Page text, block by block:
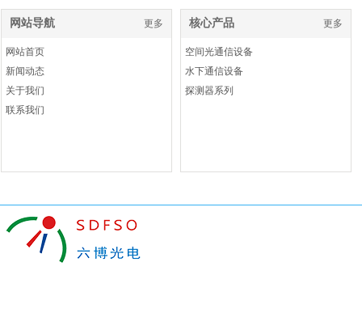
网站导航 更多
网站首页
新闻动态
关于我们
联系我们
核心产品 更多
空间光通信设备
水下通信设备
探测器系列